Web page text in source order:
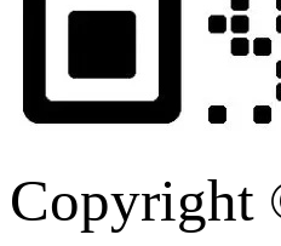
Copyright